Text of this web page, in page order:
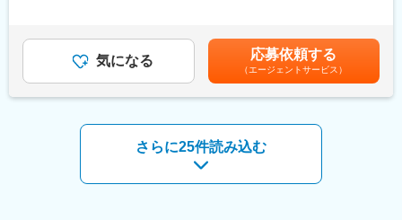
よって、"マネーのインターネット化"が始まり、世界的にお金を取
り巻く不公平・不便が解消されると言われています。
この技術を応用し様々なサービスを提供することで、時代の進歩
に貢献することを志しています。
変更の範囲：会社の定める業務
ッシング対応、インシデント対応、CSIRT運用
◇IT統制対応、規定・マニュアル整備、社内教育・訓練、セキュ
リティリスクアセスメント など
これまで、システムの構築・運用を行っていたがセキュリティ担
当への興味がある方、セキュリティベンダーで監視運用を行って
いたがユーザ企業のセキュリティ担当への興味がある方等、セキ
ュリティ分野でのキャリアアップを目指す方のご応募をお待ちし
ております。
給与詳細は、経験等を考慮し決定します。※業績賞与あり賃金はあ
くまでも目安の金額であり、選考を通じて上下する可能性があり
ます。月給(月額)は固定手当を含めた表記です。
気になる 応募依頼する
（エージェントサービス）
さらに25件読み込む